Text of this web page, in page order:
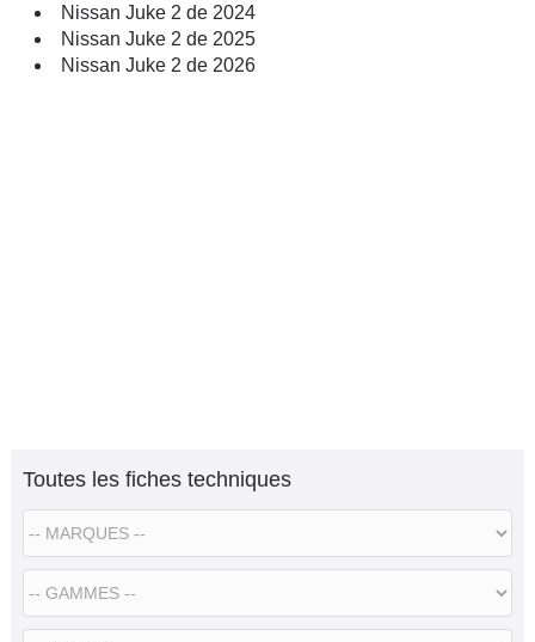
Nissan Juke 2 de 2024
Nissan Juke 2 de 2025
Nissan Juke 2 de 2026
Toutes les fiches techniques